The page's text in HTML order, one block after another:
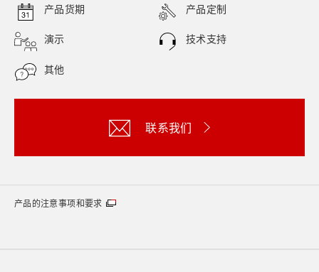
产品货期 产品定制
演示 技术支持
其他
联系我们
产品的注意事项和要求